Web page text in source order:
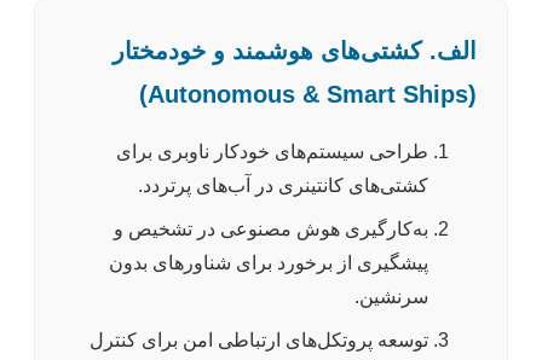
الف. کشتی‌های هوشمند و خودمختار
(Autonomous & Smart Ships)
طراحی سیستم‌های خودکار ناوبری برای
کشتی‌های کانتینری در آب‌های پرتردد.
به‌کارگیری هوش مصنوعی در تشخیص و
پیشگیری از برخورد برای شناورهای بدون
سرنشین.
توسعه پروتکل‌های ارتباطی امن برای کنترل